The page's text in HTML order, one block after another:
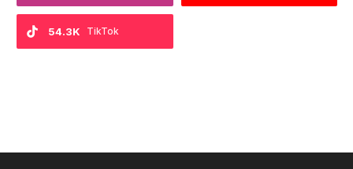
TikTok
54.3K